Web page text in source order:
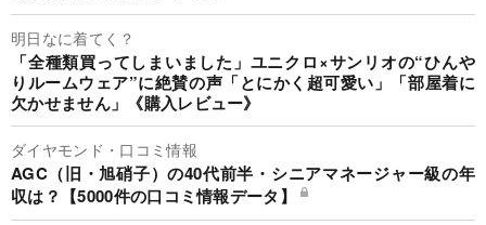
明日なに着てく？
「全種類買ってしまいました」ユニクロ×サンリオの“ひんや
りルームウェア”に絶賛の声「とにかく超可愛い」「部屋着に
欠かせません」《購入レビュー》
ダイヤモンド・口コミ情報
AGC（旧・旭硝子）の40代前半・シニアマネージャー級の年
収は？【5000件の口コミ情報データ】